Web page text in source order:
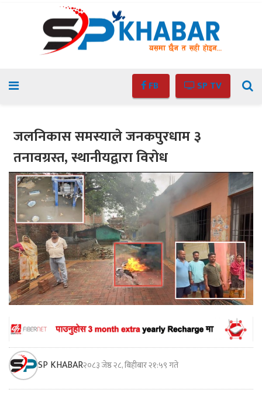
FB SP TV
जलनिकास समस्याले जनकपुरधाम ३
तनावग्रस्त, स्थानीयद्वारा विरोध
SP KHABAR२०८३ जेष्ठ २८, बिहीबार २१:५९ गते